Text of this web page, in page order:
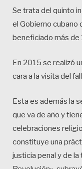
Se trata del quinto
el Gobierno cubano
beneficiado más de
En 2015 se realizó
cara a la visita del
Esta es además la
que va de año y
celebraciones
constituye una
justicia penal y de